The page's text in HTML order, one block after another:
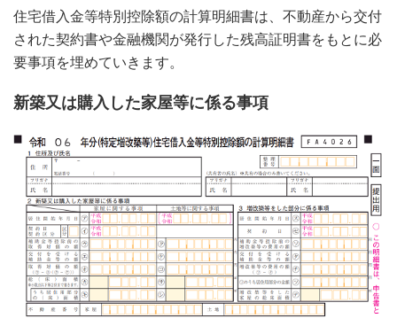
住宅借入金等特別控除額の計算明細書は、不動産から交付
された契約書や金融機関が発行した残高証明書をもとに必
要事項を埋めていきます。
新築又は購入した家屋等に係る事項